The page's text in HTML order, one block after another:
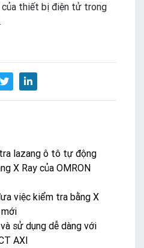
của thiết bị điện tử trong
lazang ô tô tự động
X Ray của OMRON
việc kiểm tra bằng X
sử dụng dễ dàng với
AXI